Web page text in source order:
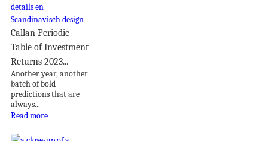
Callan Periodic
Table of Investment
Returns 2023...
Another year, another
batch of bold
predictions that are
always...
Read more